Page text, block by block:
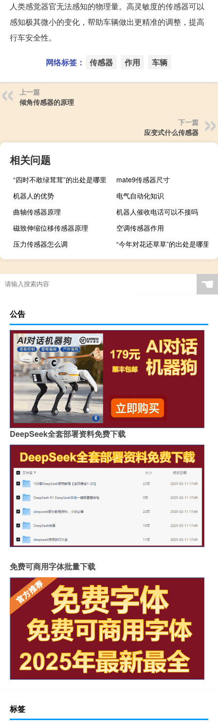
人类感觉器官无法感知的物理量。高灵敏度的传感器可以
感知极其微小的变化，帮助车辆做出更精准的调整，提高
行车安全性。
网络标签： 传感器 作用 车辆
上一篇
倾角传感器的原理
下一篇
应变式什么传感器
相关问题
“四时不敢绿茸茸”的出处是哪里
mate9传感器尺寸
机器人的优势
电气自动化知识
曲轴传感器原理
机器人催收电话可以不接吗
磁致伸缩位移传感器原理
空调传感器作用
压力传感器怎么调
“今年对花还草草”的出处是哪里
☚
公告
DeepSeek全套部署资料免费下载
免费可商用字体批量下载
标签